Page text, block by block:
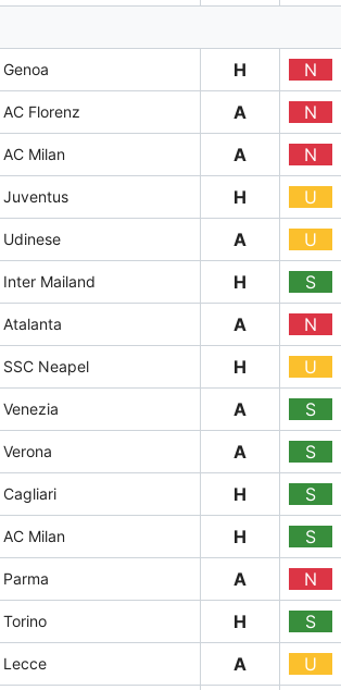
Genoa H N
AC Florenz A N
AC Milan A N
Juventus H U
Udinese A U
Inter Mailand H S
Atalanta A N
SSC Neapel H U
Venezia A S
Verona A S
Cagliari H S
AC Milan H S
Parma A N
Torino H S
Lecce A U